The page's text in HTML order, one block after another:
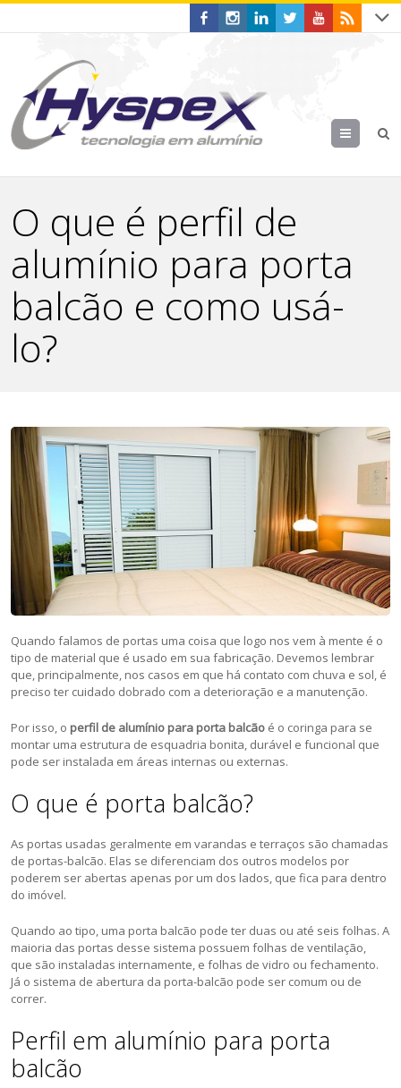
Menu
O que é perfil de
alumínio para porta
balcão e como usá-
lo?
Quando falamos de portas uma coisa que logo nos vem à mente é o
tipo de material que é usado em sua fabricação. Devemos lembrar
que, principalmente, nos casos em que há contato com chuva e sol, é
preciso ter cuidado dobrado com a deterioração e a manutenção.
Por isso, o perfil de alumínio para porta balcão é o coringa para se
montar uma estrutura de esquadria bonita, durável e funcional que
pode ser instalada em áreas internas ou externas.
O que é porta balcão?
As portas usadas geralmente em varandas e terraços são chamadas
de portas-balcão. Elas se diferenciam dos outros modelos por
poderem ser abertas apenas por um dos lados, que fica para dentro
do imóvel.
Quando ao tipo, uma porta balcão pode ter duas ou até seis folhas. A
maioria das portas desse sistema possuem folhas de ventilação,
que são instaladas internamente, e folhas de vidro ou fechamento.
Já o sistema de abertura da porta-balcão pode ser comum ou de
correr.
Perfil em alumínio para porta
balcão